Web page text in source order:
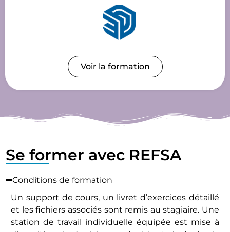
Voir la formation
Se former avec REFSA
Conditions de formation
Un support de cours, un livret d’exercices détaillé
et les fichiers associés sont remis au stagiaire. Une
station de travail individuelle équipée est mise à